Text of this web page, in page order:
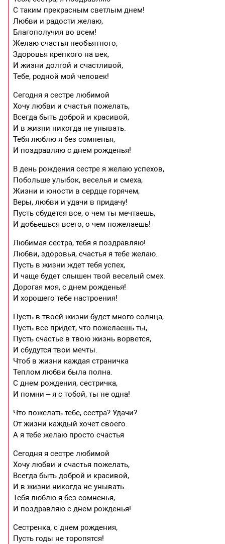
С таким прекрасным светлым днем!
Любви и радости желаю,
Благополучия во всем!
Желаю счастья необъятного,
Здоровья крепкого на век,
И жизни долгой и счастливой,
Тебе, родной мой человек!
Сегодня я сестре любимой
Хочу любви и счастья пожелать,
Всегда быть доброй и красивой,
И в жизни никогда не унывать.
Тебя люблю я без сомненья,
И поздравляю с днем рожденья!
В день рождения сестре я желаю успехов,
Побольше улыбок, веселья и смеха,
Жизни и юности в сердце горячем,
Веры, любви и удачи в придачу!
Пусть сбудется все, о чем ты мечтаешь,
И добьешься всего, о чем пожелаешь!
Любимая сестра, тебя я поздравляю!
Любви, здоровья, счастья я тебе желаю.
Пусть в жизни ждет тебя успех,
И чаще будет слышен твой веселый смех.
Дорогая моя, с днем рожденья!
И хорошего тебе настроения!
Пусть в твоей жизни будет много солнца,
Пусть все придет, что пожелаешь ты,
Пусть счастье в твою жизнь ворвется,
И сбудутся твои мечты.
Чтоб в жизни каждая страничка
Теплом любви была полна.
С днем рождения, сестричка,
И помни – я с тобой, ты не одна!
Что пожелать тебе, сестра? Удачи?
От жизни каждый хочет своего.
А я тебе желаю просто счастья
Сегодня я сестре любимой
Хочу любви и счастья пожелать,
Всегда быть доброй и красивой,
И в жизни никогда не унывать.
Тебя люблю я без сомненья,
И поздравляю с днем рожденья!
Сестренка, с днем рождения,
Пусть годы не торопятся!